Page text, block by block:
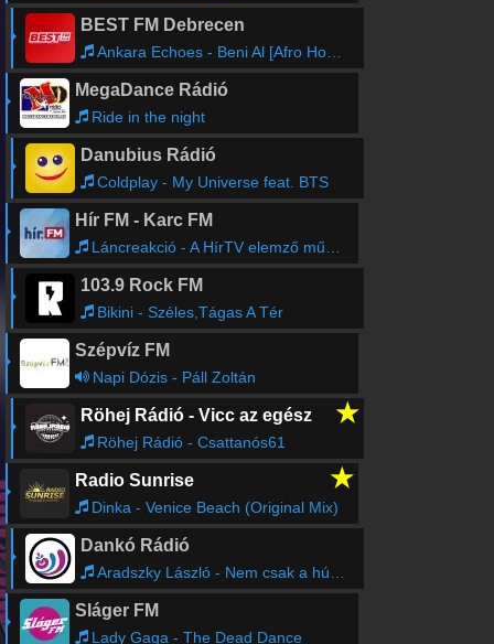
BEST FM Debrecen
Ankara Echoes - Beni Al [Afro House Remix]
MegaDance Rádió
Ride in the night
Danubius Rádió
Coldplay - My Universe feat. BTS
Hír FM - Karc FM
Láncreakció - A HírTV elemző műsora
103.9 Rock FM
Bikini - Széles,Tágas A Tér
Szépvíz FM
Napi Dózis - Páll Zoltán
Röhej Rádió - Vicc az egész ★
Röhej Rádió - Csattanós61
Radio Sunrise ★
Dinka - Venice Beach (Original Mix)
Dankó Rádió
Aradszky László - Nem csak a húszéveseké a világ
Sláger FM
Lady Gaga - The Dead Dance